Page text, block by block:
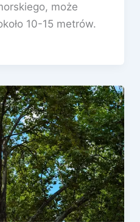
może
10-15 metrów.